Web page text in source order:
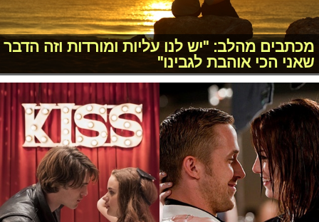
מכתבים מהלב: "יש לנו עליות ומורדות וזה הדבר
שאני הכי אוהבת לגבינו"